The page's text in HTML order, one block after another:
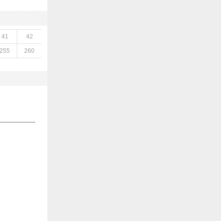
41 42
255 260